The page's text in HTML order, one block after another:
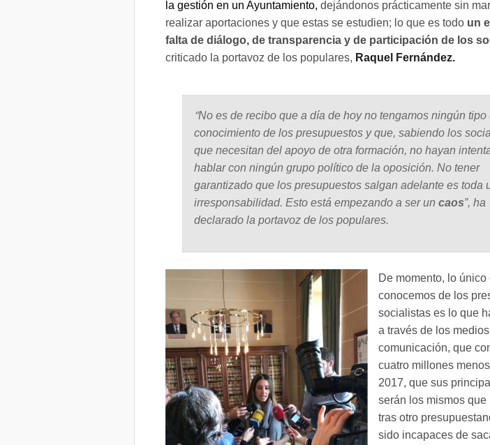
la gestión en un Ayuntamiento, dejándonos prácticamente sin
realizar aportaciones y que estas se estudien; lo que es todo un
falta de diálogo, de transparencia y de participación de los
criticado la portavoz de los populares, Raquel Fernández.
“No es de recibo que a día de hoy no tengamos ningún tipo
conocimiento de los presupuestos y que, sabiendo los
que necesitan del apoyo de otra formación, no hayan
hablar con ningún grupo político de la oposición. No tener
garantizado que los presupuestos salgan adelante es toda
irresponsabilidad. Esto está empezando a ser un caos”, ha
declarado la portavoz de los populares.
De momento, lo único
conocemos de los
socialistas es lo que
a través de los
comunicación, que
cuatro millones
2017, que sus
serán los mismos
tras otro
sido incapaces de